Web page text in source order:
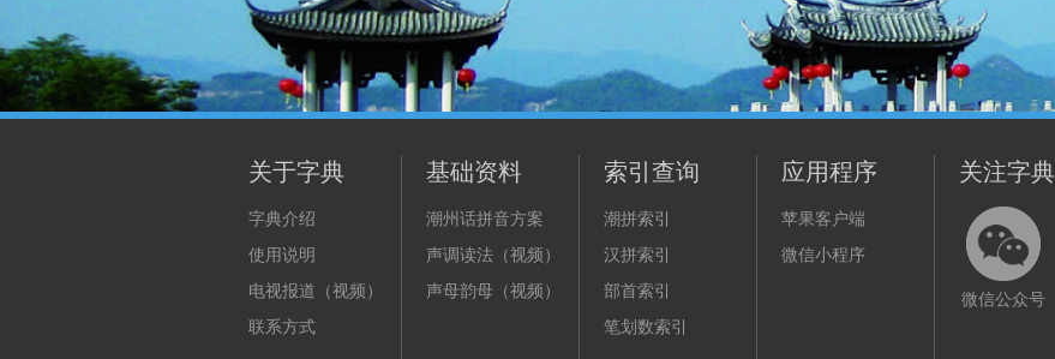
关于字典
字典介绍
使用说明
电视报道（视频）
联系方式
基础资料
潮州话拼音方案
声调读法（视频）
声母韵母（视频）
索引查询
潮拼索引
汉拼索引
部首索引
笔划数索引
应用程序
苹果客户端
微信小程序
关注字典
微信公众号